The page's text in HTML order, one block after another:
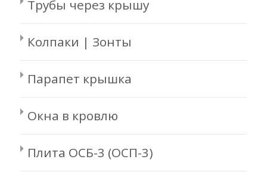
Трубы через крышу
Колпаки | Зонты
Парапет крышка
Окна в кровлю
Плита ОСБ-3 (ОСП-3)